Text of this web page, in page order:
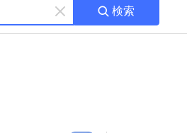
キ
ー
検索